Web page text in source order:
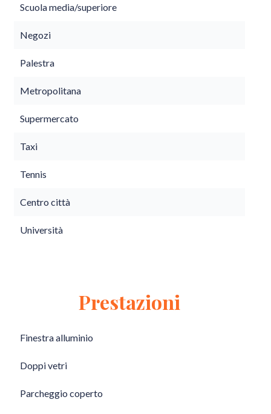
Scuola media/superiore
Negozi
Palestra
Metropolitana
Supermercato
Taxi
Tennis
Centro città
Università
Prestazioni
Finestra alluminio
Doppi vetri
Parcheggio coperto